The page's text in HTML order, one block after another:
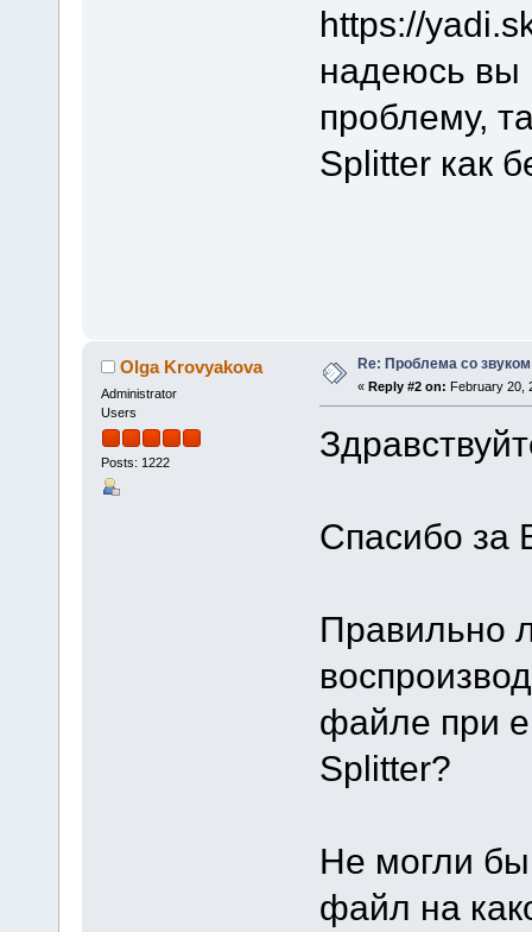
https://
надеюсь вы
проблему,
Splitter как
Olga Krovyakova
Administrator
Users
Posts: 1222
Re: Проблема со звуком
« Reply #2 on: February 20,
Спасибо за
Правильно
файле при
Splitter?
Не могли бы
файл на